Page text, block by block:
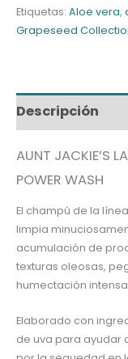
UVA
Etiquetas: Aloe vera,
Grapeseed
Descripción
AUNT JACKIE’S
POWER WASH
El champú de la
limpia
acumulación de
texturas oleosas,
humectación
Elaborado con
de uva para ayudar